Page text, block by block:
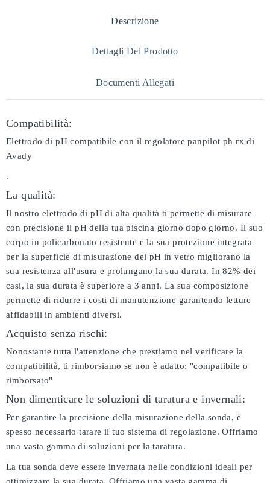
Descrizione
Dettagli Del Prodotto
Documenti Allegati
Compatibilità:
Elettrodo di pH compatibile con il regolatore panpilot ph rx di
Avady
.
La qualità:
Il nostro elettrodo di pH di alta qualità ti permette di misurare
con precisione il pH della tua piscina giorno dopo giorno. Il suo
corpo in policarbonato resistente e la sua protezione integrata
per la superficie di misurazione del pH in vetro migliorano la
sua resistenza all'usura e prolungano la sua durata. In 82% dei
casi, la sua durata è superiore a 3 anni. La sua composizione
permette di ridurre i costi di manutenzione garantendo letture
affidabili in ambienti diversi.
Acquisto senza rischi:
Nonostante tutta l'attenzione che prestiamo nel verificare la
compatibilità, ti rimborsiamo se non è adatto: "compatibile o
rimborsato"
Non dimenticare le soluzioni di taratura e invernali:
Per garantire la precisione della misurazione della sonda, è
spesso necessario tarare il tuo sistema di regolazione. Offriamo
una vasta gamma di soluzioni per la taratura.
La tua sonda deve essere invernata nelle condizioni ideali per